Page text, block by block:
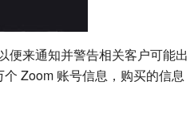
便来通知并警告相关客户可能出
Zoom 账号信息，购买的信息